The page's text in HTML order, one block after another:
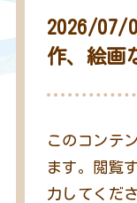
2026/07/
作、絵画
このコンテ
ます。閲覧
力してくださ